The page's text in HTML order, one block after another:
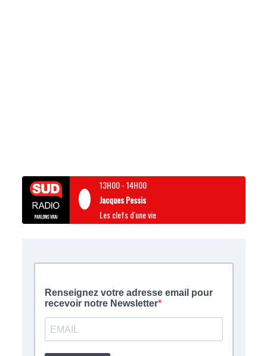
13H00-14H00
Jacques Pessis
Les clefs d'une vie